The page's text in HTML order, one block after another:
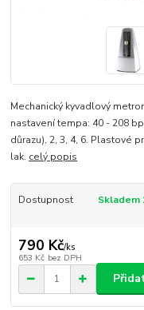
Mechanický kyvadlový
nastavení tempa: 40 - 208
důrazu), 2, 3, 4, 6. Plastové
lak. celý popis
Dostupnost Skladem
790 Kč/ks
653 Kč bez DPH